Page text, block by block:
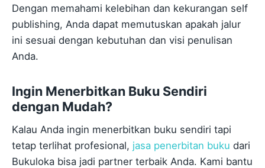
Dengan memahami kelebihan dan kekurangan self
publishing, Anda dapat memutuskan apakah jalur
ini sesuai dengan kebutuhan dan visi penulisan
Anda.
Ingin Menerbitkan Buku Sendiri
dengan Mudah?
Kalau Anda ingin menerbitkan buku sendiri tapi
tetap terlihat profesional, jasa penerbitan buku dari
Bukuloka bisa jadi partner terbaik Anda. Kami bantu